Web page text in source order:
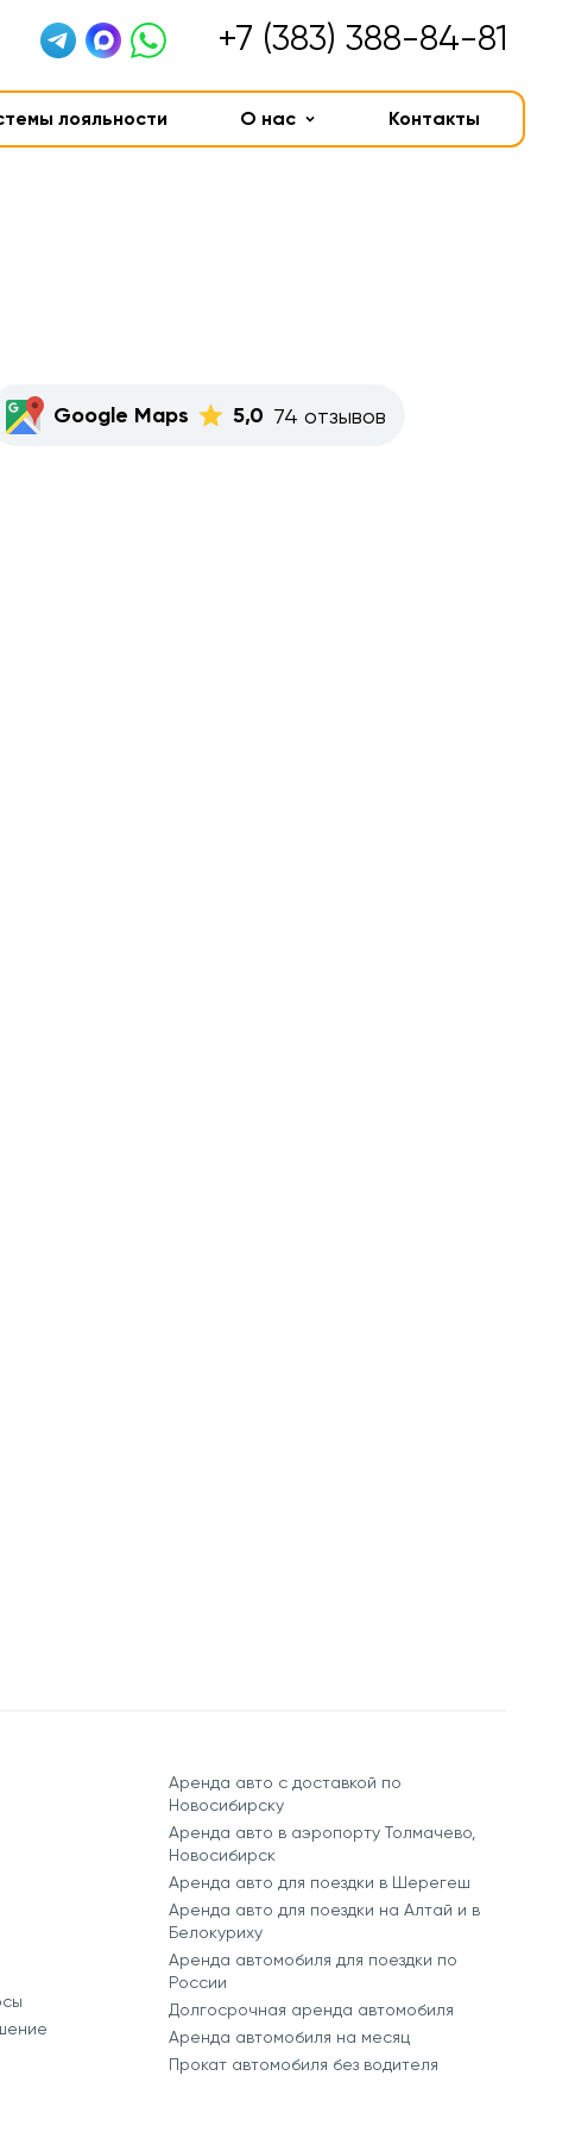
+7 (383) 388-84-81
лояльности О нас Контакты
Google Maps 5,0 74 отзывов
Аренда авто с доставкой по
Новосибирску
Аренда авто в аэропорту Толмачево,
Новосибирск
Аренда авто для поездки в Шерегеш
Аренда авто для поездки на Алтай и в
Белокуриху
Аренда автомобиля для поездки по
России
Долгосрочная аренда автомобиля
Аренда автомобиля на месяц
Прокат автомобиля без водителя